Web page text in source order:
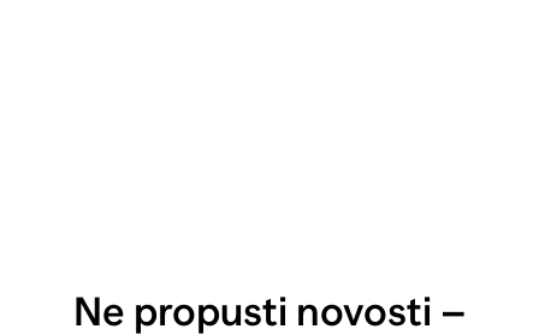
Ne propusti novosti –